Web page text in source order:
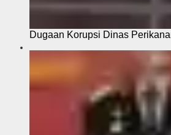
Dugaan Korupsi Dinas